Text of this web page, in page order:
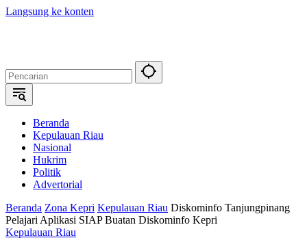
Langsung ke konten
Beranda
Kepulauan Riau
Nasional
Hukrim
Politik
Advertorial
Beranda Zona Kepri Kepulauan Riau Diskominfo Tanjungpinang
Pelajari Aplikasi SIAP Buatan Diskominfo Kepri
Kepulauan Riau